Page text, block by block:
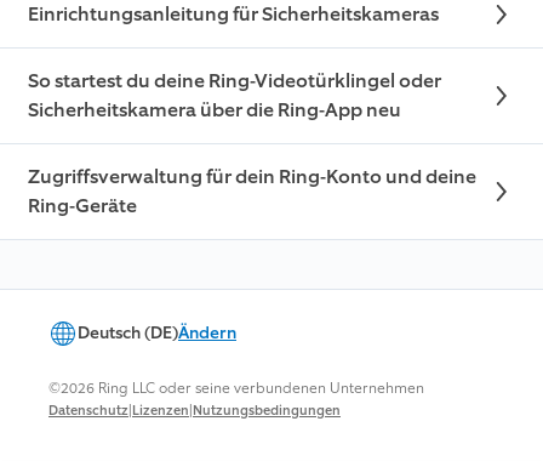
Einrichtungsanleitung für Sicherheitskameras
So startest du deine Ring-Videotürklingel oder
Sicherheitskamera über die Ring-App neu
Zugriffsverwaltung für dein Ring-Konto und deine
Ring-Geräte
Deutsch (DE)Ändern
©2026 Ring LLC oder seine verbundenen Unternehmen
Datenschutz|Lizenzen|Nutzungsbedingungen